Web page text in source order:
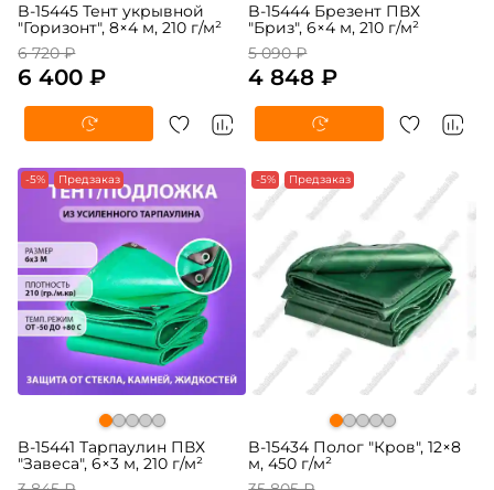
B-15445 Тент укрывной
"Горизонт", 8×4 м, 210 г/м²
6 720 ₽
6 400 ₽
B-15444 Брезент ПВХ
"Бриз", 6×4 м, 210 г/м²
5 090 ₽
4 848 ₽
-5% Предзаказ
B-15441 Тарпаулин ПВХ
"Завеса", 6×3 м, 210 г/м²
-5% Предзаказ
B-15434 Полог "Кров", 12×8
м, 450 г/м²